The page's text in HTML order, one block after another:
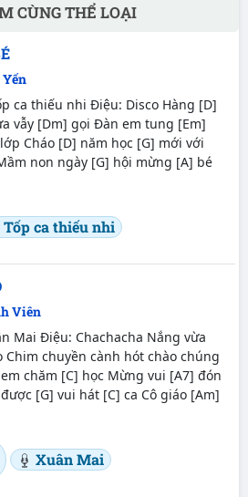
CÙNG THỂ LOẠI
ca thiếu nhi Điệu: Disco Hàng [D]
vẫy [Dm] gọi Đàn em tung [Em]
Cháo [D] năm học [G] mới với
non ngày [G] hội mừng [A] bé
Tốp ca thiếu nhi
Viên
Mai Điệu: Chachacha Nắng vừa
chuyền cành hót chào chúng
chăm [C] học Mừng vui [A7] đón
[G] vui hát [C] ca Cô giáo [Am]
Xuân Mai